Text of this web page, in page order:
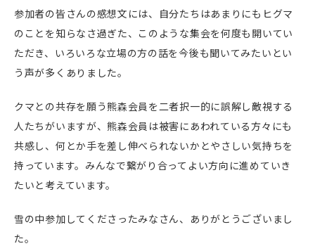
参加者の皆さんの感想文には、自分たちはあまりにもヒグマ
のことを知らなさ過ぎた、このような集会を何度も開いてい
ただき、いろいろな立場の方の話を今後も聞いてみたいとい
う声が多くありました。
クマとの共存を願う熊森会員を二者択一的に誤解し敵視する
人たちがいますが、熊森会員は被害にあわれている方々にも
共感し、何とか手を差し伸べられないかとやさしい気持ちを
持っています。みんなで繋がり合ってよい方向に進めていき
たいと考えています。
雪の中参加してくださったみなさん、ありがとうございまし
た。